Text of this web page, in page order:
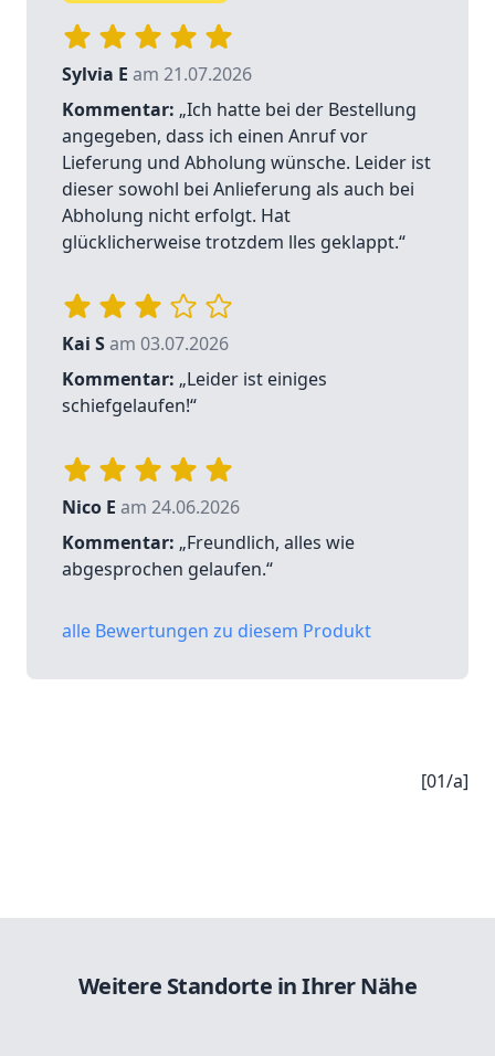
Sylvia E am 21.07.2026
Kommentar: „Ich hatte bei der Bestellung
angegeben, dass ich einen Anruf vor
Lieferung und Abholung wünsche. Leider ist
dieser sowohl bei Anlieferung als auch bei
Abholung nicht erfolgt. Hat
glücklicherweise trotzdem lles geklappt.“
Kai Sam 03.07.2026
Kommentar: „Leider ist einiges
schiefgelaufen!“
Nico E am 24.06.2026
Kommentar: „Freundlich, alles wie
abgesprochen gelaufen.“
alle Bewertungen zu diesem Produkt
[01/a]
Weitere Standorte in Ihrer Nähe